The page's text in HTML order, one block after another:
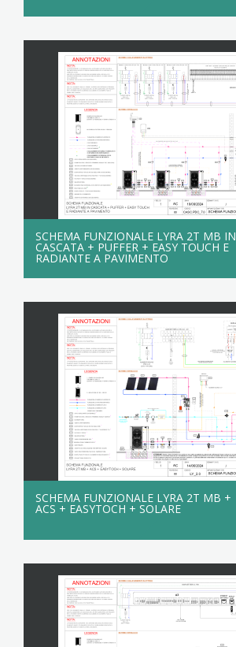
SCHEMA FUNZIONALE LYRA 2T MB IN
CASCATA + PUFFER + EASY TOUCH E
RADIANTE A PAVIMENTO
SCHEMA FUNZIONALE LYRA 2T MB +
ACS + EASYTOCH + SOLARE